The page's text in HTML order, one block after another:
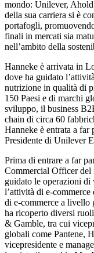
mondo: Unilever,
della sua carriera si è
portafogli,
finali in mercati sia
nell’ambito della
Hanneke è arrivata in
dove ha guidato
nutrizione in qualità di
150 Paesi e di marchi
sviluppo, il business
chain di circa 60
Hanneke è entrata a
Presidente di Unilever
Prima di entrare a far
Commercial Officer del
guidato le operazioni di
l’attività di e-
di e-commerce a livello
ha ricoperto diversi
& Gamble, tra cui
globali come Pantene,
vicepresidente e